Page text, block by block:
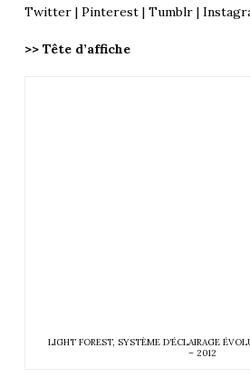
Twitter| Pinterest| Tumblr|
>> Tête d’affiche
LIGHT FOREST, SYSTÈME D’ÉCLAIRAGE
– 2012